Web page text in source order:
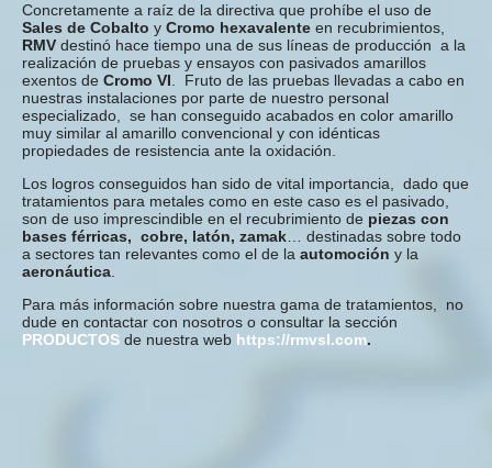
Concretamente a raíz de la directiva que prohíbe el uso de
Sales de Cobalto y Cromo hexavalente en recubrimientos,
RMV destinó hace tiempo una de sus líneas de producción a la
realización de pruebas y ensayos con pasivados amarillos
exentos de Cromo VI . Fruto de las pruebas llevadas a cabo en
nuestras instalaciones por parte de nuestro personal
especializado, se han conseguido acabados en color amarillo
muy similar al amarillo convencional y con idénticas
propiedades de resistencia ante la oxidación.
Los logros conseguidos han sido de vital importancia, dado que
tratamientos para metales como en este caso es el pasivado,
son de uso imprescindible en el recubrimiento de piezas con
bases férricas, cobre, latón, zamak … destinadas sobre todo
a sectores tan relevantes como el de la automoción y la
aeronáutica
Para más información sobre nuestra gama de tratamientos, no
dude en contactar con nosotros o consultar la sección
PRODUCTOS de nuestra web https://rmvsl.com.